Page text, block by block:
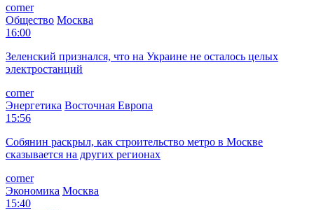
corner
Общество Москва
16:00
Зеленский признался, что на Украине не осталось целых
электростанций
corner
Энергетика Восточная Европа
15:56
Собянин раскрыл, как строительство метро в Москве
сказывается на других регионах
corner
Экономика Москва
15:40